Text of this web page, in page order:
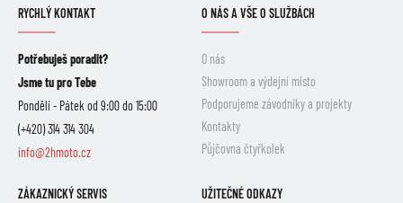
RYCHLÝ KONTAKT
Potřebuješ poradit?
Jsme tu pro Tebe
Pondělí - Pátek od 9:00 do 15:00
(+420) 314 314 304
info@2hmoto.cz
O NÁS A VŠE O SLUŽBÁCH
O nás
Showroom a výdejní místo
Podporujeme závodníky a projekty
Kontakty
Půjčovna čtyřkolek
ZÁKAZNICKÝ SERVIS UŽITEČNÉ ODKAZY